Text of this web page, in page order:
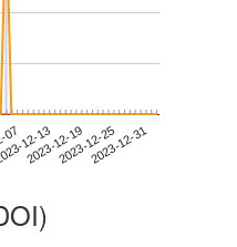
12-13
2023-12-192023-12-252023-12-31